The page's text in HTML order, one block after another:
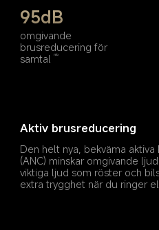
95dB
omgivande
brusreducering för
samtal
nio
Aktiv brusreducering
Den helt nya, bekväma
(ANC) minskar omgivande
viktiga ljud som röster och
extra trygghet när du ringer